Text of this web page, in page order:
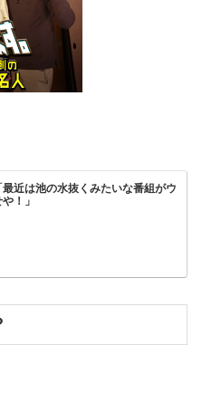
近は池の水抜くみたいな番組がウ
！」